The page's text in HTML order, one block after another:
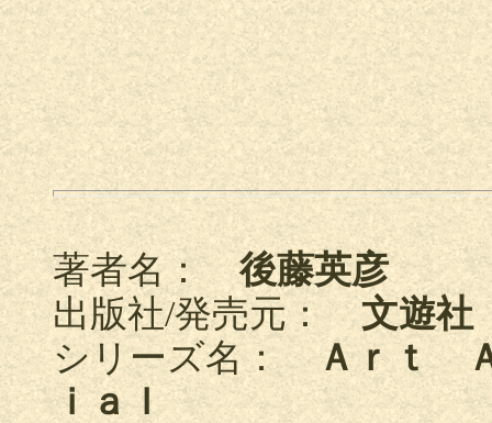
著者名：後藤英彦
出版社/発売元：文遊社
シリーズ名：Ａｒｔ
ｉａｌ